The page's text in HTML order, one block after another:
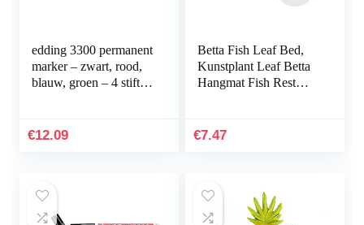
edding 3300 permanent
marker – zwart, rood,
blauw, groen – 4 stiften
permanent marker…
€12.09
Betta Fish Leaf Bed,
Kunstplant Leaf Betta
Hangmat Fish Rest
€7.47